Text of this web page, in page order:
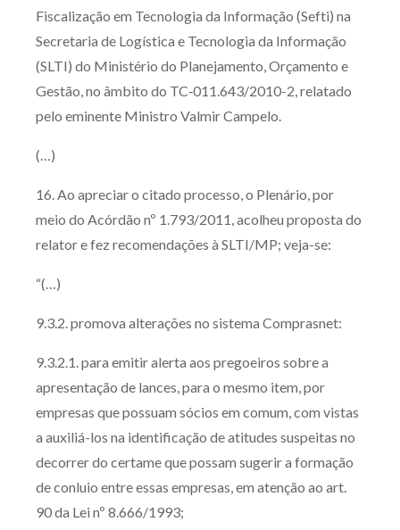
Fiscalização em Tecnologia da Informação (Sefti) na
Secretaria de Logística e Tecnologia da Informação
(SLTI) do Ministério do Planejamento, Orçamento e
Gestão, no âmbito do TC‑011.643/2010-2, relatado
pelo eminente Ministro Valmir Campelo.
(…)
16. Ao apreciar o citado processo, o Plenário, por
meio do Acórdão nº 1.793/2011, acolheu proposta do
relator e fez recomendações à SLTI/MP; veja-se:
“(…)
9.3.2. promova alterações no sistema Comprasnet:
9.3.2.1. para emitir alerta aos pregoeiros sobre a
apresentação de lances, para o mesmo item, por
empresas que possuam sócios em comum, com vistas
a auxiliá-los na identificação de atitudes suspeitas no
decorrer do certame que possam sugerir a formação
de conluio entre essas empresas, em atenção ao art.
90 da Lei nº 8.666/1993;